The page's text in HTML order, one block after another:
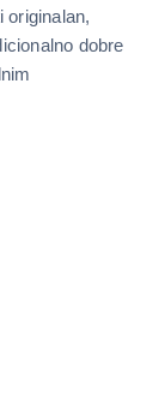
originalan,
dobre